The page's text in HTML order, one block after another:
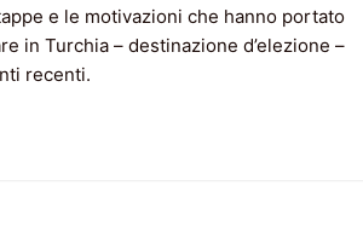
e le motivazioni che hanno portato
in Turchia – destinazione d’elezione –
recenti.